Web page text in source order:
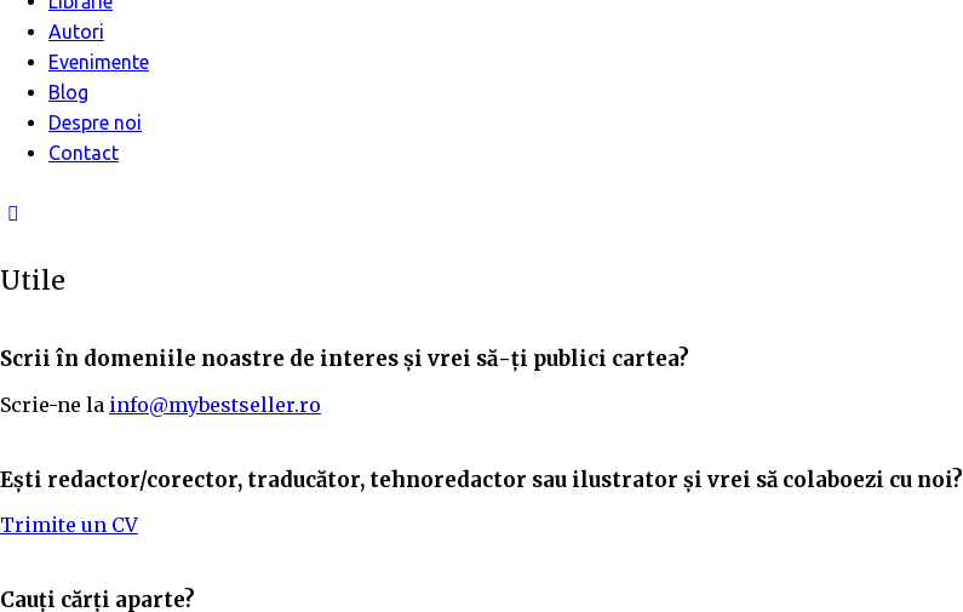
Autori
Evenimente
Blog
Despre noi
Contact
Utile
Scrii în domeniile noastre de interes și vrei să-ți publici cartea?
Scrie-ne la info@mybestseller.ro
Ești redactor/corector, traducător, tehnoredactor sau ilustrator și vrei să colaboezi cu noi?
Trimite un CV
Cauți cărți aparte?